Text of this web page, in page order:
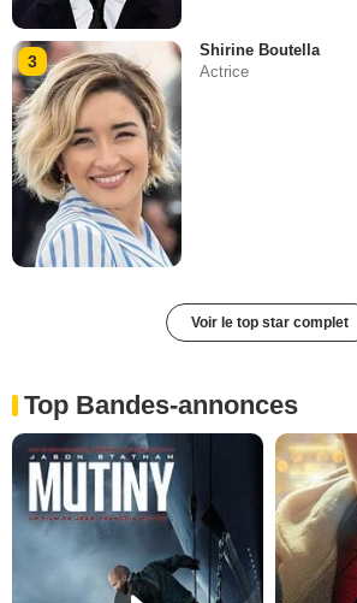
3
Shirine Boutella
Actrice
Voir le top star complet
Top Bandes-annonces